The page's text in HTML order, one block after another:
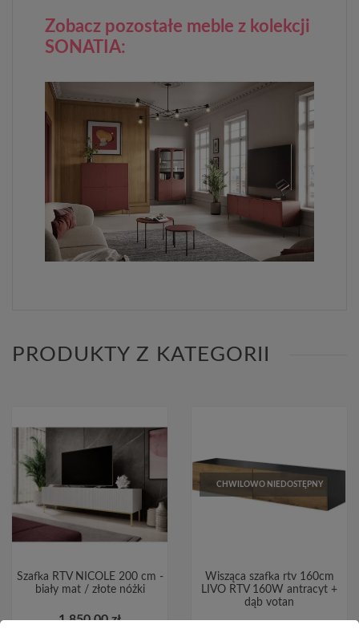
Zobacz pozostałe meble z kolekcji
SONATIA:
PRODUKTY Z KATEGORII
Szafka RTV NICOLE 200 cm -
biały mat / złote nóżki
1 850,00 zł
CHWILOWO NIEDOSTĘPNY
Wisząca szafka rtv 160cm
LIVO RTV 160W antracyt +
dąb votan